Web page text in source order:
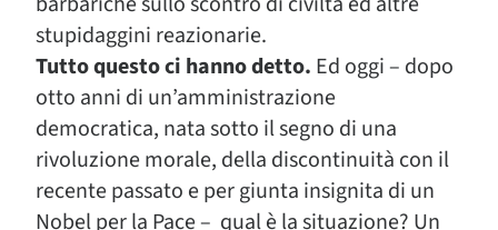
stupidaggini reazionarie.
Tutto questo ci hanno detto. Ed oggi – dopo
otto anni di un’amministrazione
democratica, nata sotto il segno di una
rivoluzione morale, della discontinuità con il
recente passato e per giunta insignita di un
Nobel per la Pace – qual è la situazione? Un